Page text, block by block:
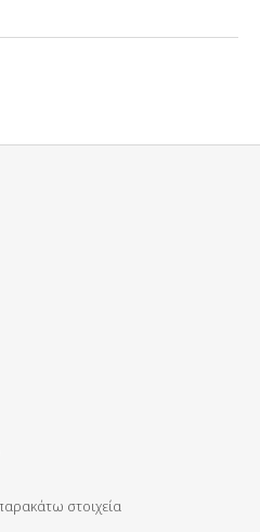
στοιχεία